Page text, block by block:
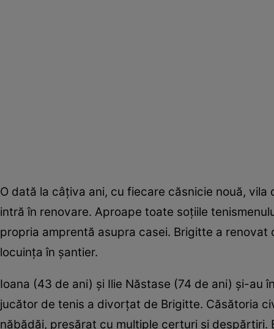
O dată la câțiva ani, cu fiecare căsnicie nouă, vila
intră în renovare. Aproape toate soțiile
propria amprentă asupra casei. Brigitte a
locuința în șantier.
Ioana (43 de ani) și Ilie Năstase (74 de ani) și-au
jucător de tenis a divorțat de Brigitte. Căsătoria
năbădăi, presărat cu multiple certuri și